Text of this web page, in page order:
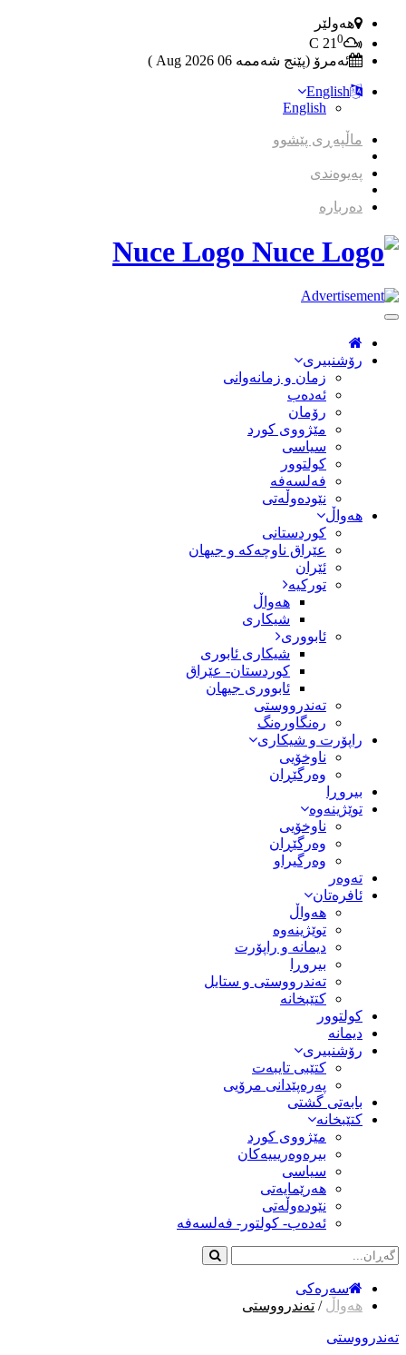
هەولێر
21 0
ئەمرۆ (پێنج شەممە 06 2026 Aug )
English
English
ماڵپەڕی پێشوو
پەیوەندی
دەربارە
Nuce Logo
Toggle
Navigation
رۆشنبیری
زمان و زمانه‌وانی
ئەدەب
رۆمان
مێژووى کورد
سیاسى
کولتوور
فەلسەفە
نێودەوڵەتی
هەواڵ
کوردستانی
عێراق ناوچەکە و جیهان
ئێران
تورکیە
هەواڵ
شیکاری
ئابووری
شیکاری ئابوری
کوردستان- عێراق
ئابووری جیهان
تەندرووستی
رەنگاورەنگ
راپۆرت و شیکاری
ناوخۆیی
وەرگێڕان
بیروڕا
توێژینەوە
ناوخۆیی
وەرگێڕان
وەرگیراو
تەوەر
ئافرەتان
هەواڵ
توێژینەوە
دیمانە و راپۆرت
بیروڕا
تەندرووستی و ستایل
کتێبخانە
کولتوور
دیمانە
رۆشنبیری
کتێبی تایبەت
پەرەپێدانی مرۆیی
بابەتی گشتی
کتێبخانە
مێژووى کورد
بیرەوەریییەکان
سیاسى
هەرێمایەتی
نێودەوڵەتی
ئەدەب- کولتور- فەلسەفە
سەرەکی
هەواڵ / تەندرووستی
تەندرووستی